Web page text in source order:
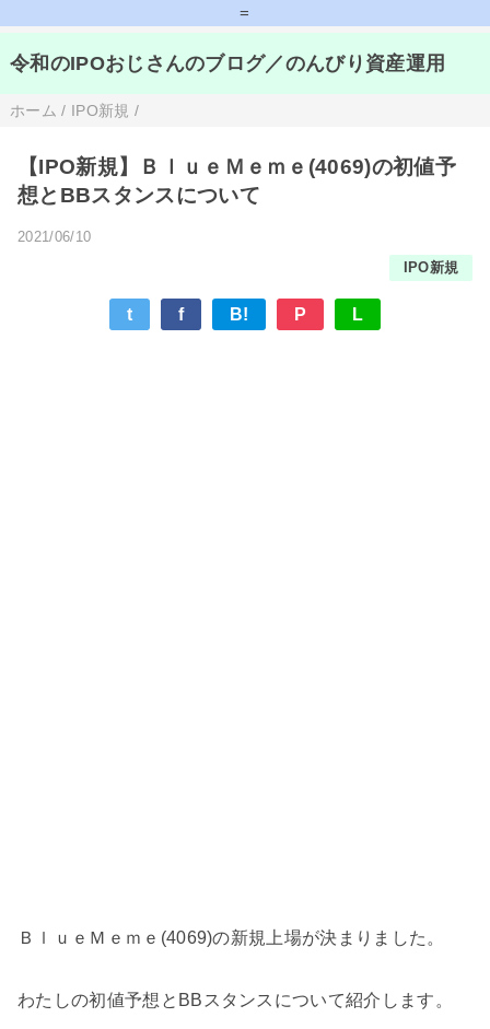
=
令和のIPOおじさんのブログ／のんびり資産運用
ホーム / IPO新規 /
【IPO新規】ＢｌｕｅＭｅｍｅ(4069)の初値予
想とBBスタンスについて
2021/06/10
IPO新規
t f B! P L
ＢｌｕｅＭｅｍｅ(4069)の新規上場が決まりました。
わたしの初値予想とBBスタンスについて紹介します。